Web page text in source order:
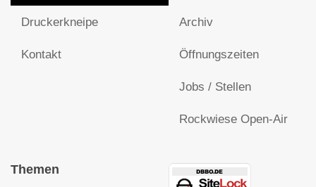
Druckerkneipe
Kontakt
Archiv
Öffnungszeiten
Jobs / Stellen
Rockwiese Open-Air
Themen